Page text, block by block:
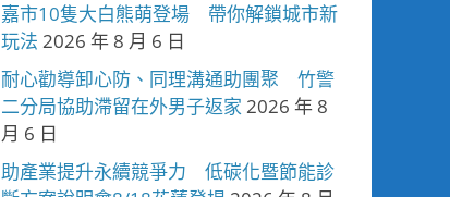
嘉市10隻大白熊萌登場 帶你解鎖城市新
玩法 2026 年 8 月 6 日
耐心勸導卸心防、同理溝通助團聚 竹警
二分局協助滯留在外男子返家 2026 年 8
月 6 日
助產業提升永續競爭力 低碳化暨節能診